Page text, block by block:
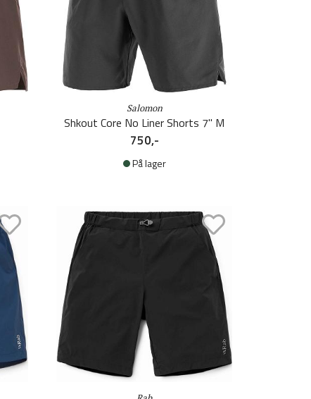
Salomon
Shkout Core No Liner Shorts 7'' M
750,-
På lager